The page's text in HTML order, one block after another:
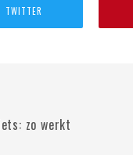
TWITTER
zo werkt